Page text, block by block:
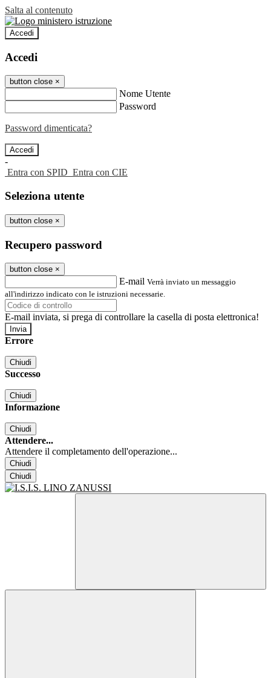
Salta al contenuto
Accedi
Accedi
button close ×
Nome Utente
Password
Password dimenticata?
-
Entra con SPID Entra con CIE
Seleziona utente
button close ×
Recupero password
button close ×
E-mail Verrà inviato un messaggio
all'indirizzo indicato con le istruzioni necessarie.
E-mail inviata, si prega di controllare la casella di posta elettronica!
Errore
Chiudi
Successo
Chiudi
Informazione
Chiudi
Attendere...
Attendere il completamento dell'operazione...
Chiudi
Chiudi